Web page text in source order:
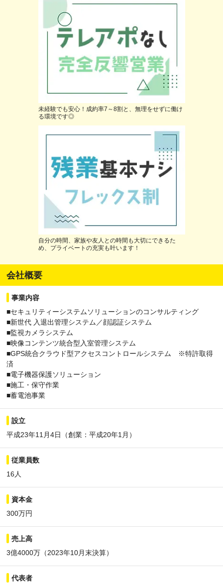
未経験でも安心！成約率7～8割と、無理をせずに働け
る環境です◎
自分の時間、家族や友人との時間も大切にできるた
め、プライベートの充実も叶います！
会社概要
事業内容
■セキュリティーシステムソリューションのコンサルティング
■新世代 入退出管理システム／顔認証システム
■監視カメラシステム
■映像コンテンツ統合型入室管理システム
■GPS統合クラウド型アクセスコントロールシステム ※特許取得
済
■電子機器保護ソリューション
■施工・保守作業
■蓄電池事業
設立
平成23年11月4日（創業：平成20年1月）
従業員数
16人
資本金
300万円
売上高
3億4000万（2023年10月末決算）
代表者